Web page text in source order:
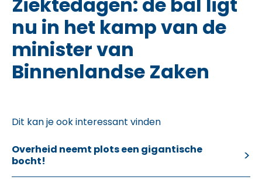
nu in het kamp van de
minister van
Binnenlandse Zaken
Dit kan je ook interessant vinden
Overheid neemt plots een gigantische
bocht!